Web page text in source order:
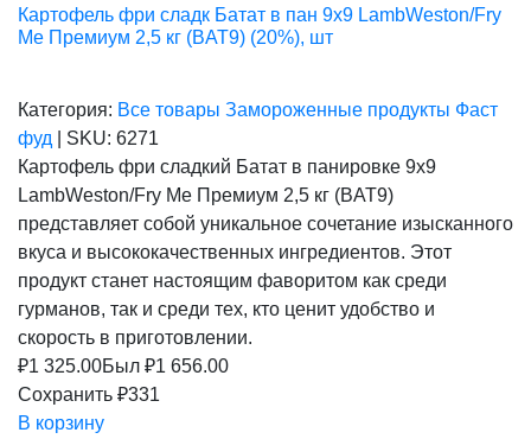
Картофель фри сладк Батат в пан 9х9 LambWeston/Fry
Me Премиум 2,5 кг (BAT9) (20%), шт
Категория: Все товары Замороженные продукты Фаст
фуд
SKU: 6271
Картофель фри сладкий Батат в панировке 9х9
LambWeston/Fry Me Премиум 2,5 кг (BAT9)
представляет собой уникальное сочетание изысканного
вкуса и высококачественных ингредиентов. Этот
продукт станет настоящим фаворитом как среди
гурманов, так и среди тех, кто ценит удобство и
скорость в приготовлении.
₽1 325.00Был ₽1 656.00
Сохранить ₽331
В корзину